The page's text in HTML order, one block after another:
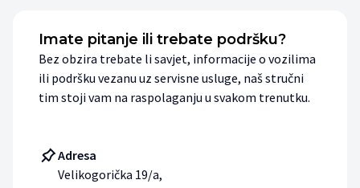
Imate pitanje ili trebate podršku?
Bez obzira trebate li savjet, informacije o vozilima
ili podršku vezanu uz servisne usluge, naš stručni
tim stoji vam na raspolaganju u svakom trenutku.
Adresa
Velikogorička 19/a,